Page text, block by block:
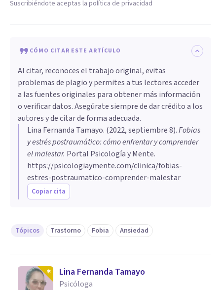
Suscribiéndote aceptas la política de privacidad
CÓMO CITAR ESTE ARTÍCULO
Al citar, reconoces el trabajo original, evitas
problemas de plagio y permites a tus lectores acceder
a las fuentes originales para obtener más información
o verificar datos. Asegúrate siempre de dar crédito a los
autores y de citar de forma adecuada.
Lina Fernanda Tamayo. (2022, septiembre 8).Fobias
y estrés postraumático: cómo enfrentar y comprender
el malestar. Portal Psicología y Mente.
https://psicologiaymente.com/clinica/fobias-
estres-postraumatico-comprender-malestar
Copiar cita
Tópicos Trastorno Fobia Ansiedad
Lina Fernanda Tamayo
Psicóloga